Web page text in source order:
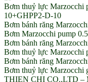
Bơm thuỷ lực Marzocchi
10+GHPP2-D-10
Bơm bánh răng
Bơm Marzocchi pump
Bơm bánh răng
Bơm thuỷ lực Marzocchi
Bơm bánh răng
Bơm thuỷ lực Marzocchi
THIEN CHI CO.,LTD –